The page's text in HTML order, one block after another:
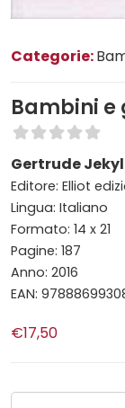
Categorie:
Bambini e
Gertrude
Editore: Elliot
Lingua: Italiano
Formato: 14 x 21
Pagine: 187
Anno: 2016
EAN:
€17,50